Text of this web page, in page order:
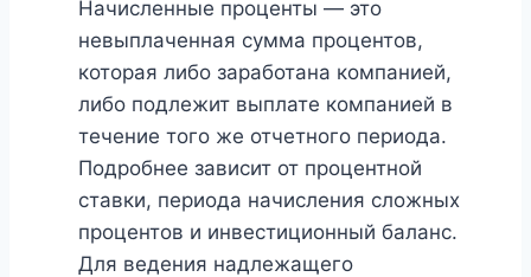
Начисленные проценты — это
невыплаченная сумма процентов,
которая либо заработана компанией,
либо подлежит выплате компанией в
течение того же отчетного периода.
Подробнее зависит от процентной
ставки, периода начисления сложных
процентов и инвестиционный баланс.
Для ведения надлежащего